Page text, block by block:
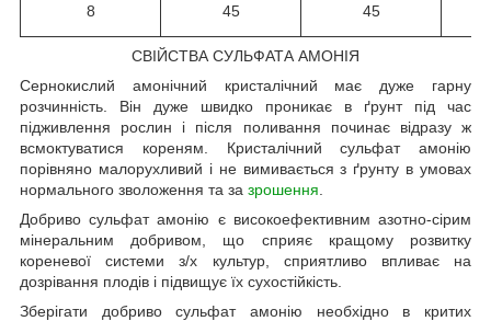
8 45 45
СВІЙСТВА СУЛЬФАТА АМОНІЯ
Сернокислий амонічний кристалічний має дуже гарну
розчинність. Він дуже швидко проникає в ґрунт під час
підживлення рослин і після поливання починає відразу ж
всмоктуватися кореням. Кристалічний сульфат амонію
порівняно малорухливий і не вимивається з ґрунту в умовах
нормального зволоження та за зрошення
Добриво сульфат амонію є високоефективним азотно-сірим
мінеральним добривом, що сприяє кращому розвитку
кореневої системи з/х культур, сприятливо впливає на
дозрівання плодів і підвищує їх сухостійкість.
Зберігати добриво сульфат амонію необхідно в критих